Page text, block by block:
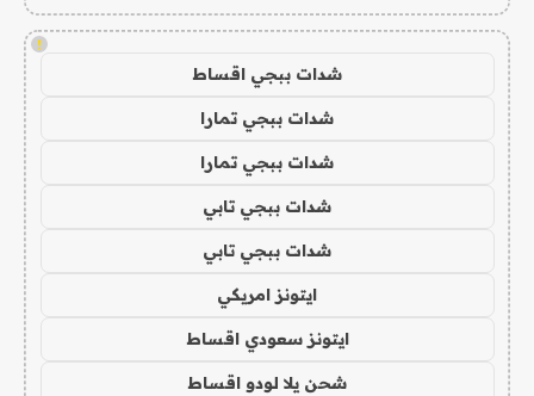
!
شدات ببجي اقساط
شدات ببجي تمارا
شدات ببجي تمارا
شدات ببجي تابي
شدات ببجي تابي
ايتونز امريكي
ايتونز سعودي اقساط
شحن يلا لودو اقساط